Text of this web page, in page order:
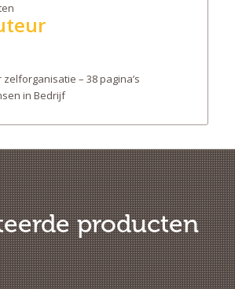
– 38 pagina’s
in Bedrijf
producten